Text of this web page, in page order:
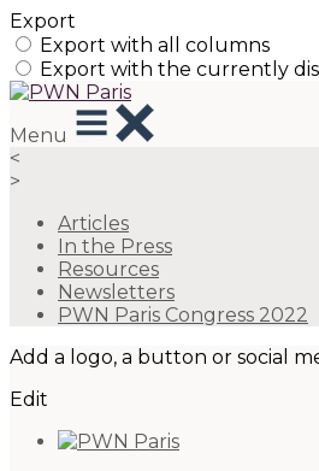
Export
Export with all columns
Export with the currently
Menu
<
>
Articles
In the Press
Resources
Newsletters
PWN Paris Congress 2022
Add a logo, a button or social
Edit